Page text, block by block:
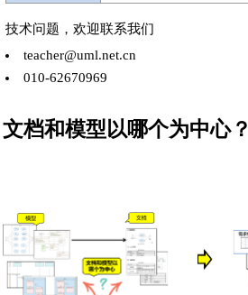
技术问题，欢迎联系我们
teacher@uml.net.cn
010-62670969
文档和模型以哪个为中心？